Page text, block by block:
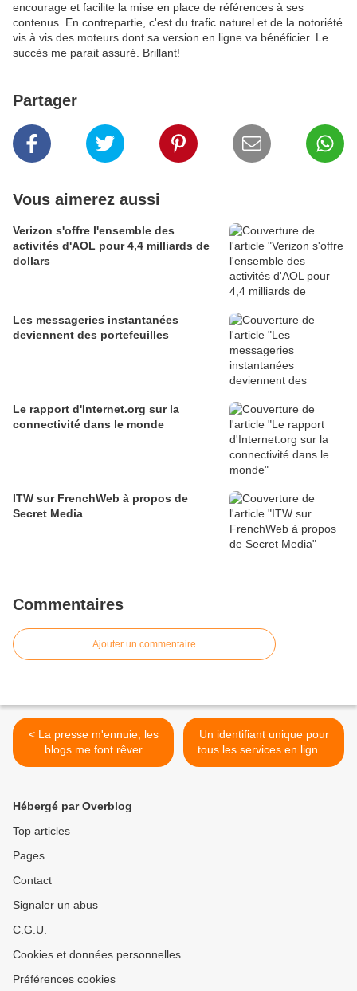
encourage et facilite la mise en place de références à ses
contenus. En contrepartie, c'est du trafic naturel et de la notoriété
vis à vis des moteurs dont sa version en ligne va bénéficier. Le
succès me parait assuré. Brillant!
Partager
Vous aimerez aussi
Verizon s'offre l'ensemble des
activités d'AOL pour 4,4 milliards de
dollars
Les messageries instantanées
deviennent des portefeuilles
Le rapport d'Internet.org sur la
connectivité dans le monde
ITW sur FrenchWeb à propos de
Secret Media
Commentaires
Ajouter un commentaire
< La presse m'ennuie, les
blogs me font rêver
Un identifiant unique pour
tous les services en ligne?
>
Hébergé par Overblog
Top articles
Pages
Contact
Signaler un abus
C.G.U.
Cookies et données personnelles
Préférences cookies